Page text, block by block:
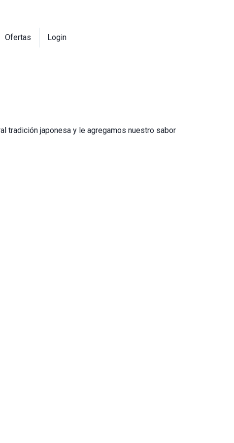
Ofertas Login
tradición japonesa y le agregamos nuestro sabor